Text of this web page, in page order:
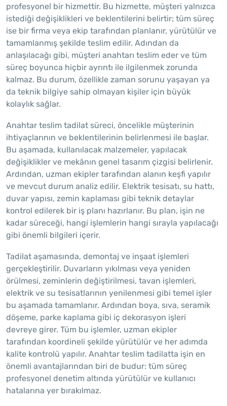
profesyonel bir hizmettir. Bu hizmette, müşteri yalnızca
istediği değişiklikleri ve beklentilerini belirtir; tüm süreç
ise bir firma veya ekip tarafından planlanır, yürütülür ve
tamamlanmış şekilde teslim edilir. Adından da
anlaşılacağı gibi, müşteri anahtarı teslim eder ve tüm
süreç boyunca hiçbir ayrıntı ile ilgilenmek zorunda
kalmaz. Bu durum, özellikle zaman sorunu yaşayan ya
da teknik bilgiye sahip olmayan kişiler için büyük
kolaylık sağlar.
Anahtar teslim tadilat süreci, öncelikle müşterinin
ihtiyaçlarının ve beklentilerinin belirlenmesi ile başlar.
Bu aşamada, kullanılacak malzemeler, yapılacak
değişiklikler ve mekânın genel tasarım çizgisi belirlenir.
Ardından, uzman ekipler tarafından alanın keşfi yapılır
ve mevcut durum analiz edilir. Elektrik tesisatı, su hattı,
duvar yapısı, zemin kaplaması gibi teknik detaylar
kontrol edilerek bir iş planı hazırlanır. Bu plan, işin ne
kadar süreceği, hangi işlemlerin hangi sırayla yapılacağı
gibi önemli bilgileri içerir.
Tadilat aşamasında, demontaj ve inşaat işlemleri
gerçekleştirilir. Duvarların yıkılması veya yeniden
örülmesi, zeminlerin değiştirilmesi, tavan işlemleri,
elektrik ve su tesisatlarının yenilenmesi gibi temel işler
bu aşamada tamamlanır. Ardından boya, sıva, seramik
döşeme, parke kaplama gibi iç dekorasyon işleri
devreye girer. Tüm bu işlemler, uzman ekipler
tarafından koordineli şekilde yürütülür ve her adımda
kalite kontrolü yapılır. Anahtar teslim tadilatta işin en
önemli avantajlarından biri de budur: tüm süreç
profesyonel denetim altında yürütülür ve kullanıcı
hatalarına yer bırakılmaz.